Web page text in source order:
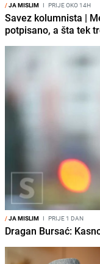
/JA MISLIM I PRIJE OKO 14H
Savez kolumnista |
potpisano, a šta tek
/JA MISLIM I PRIJE 1 DAN
Dragan Bursać: